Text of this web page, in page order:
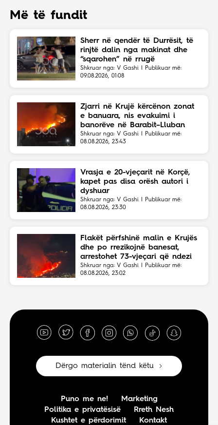
Më të fundit
Sherr në qendër të Durrësit, të
rinjtë dalin nga makinat dhe
“sqarohen” në rrugë
Shkruar nga: V Gashi | Publikuar më:
09.08.2026, 01:08
Zjarri në Krujë kërcënon zonat
e banuara, nis evakuimi i
banorëve në Barabit–Lluban
Shkruar nga: V Gashi | Publikuar më:
08.08.2026, 23:43
Vrasja e 20-vjeçarit në Korçë,
kapet pas disa orësh autori i
dyshuar
Shkruar nga: V Gashi | Publikuar më:
08.08.2026, 23:30
Flakët përfshinë malin e Krujës
dhe po rrezikojnë banesat,
arrestohet 73-vjeçari që ndezi
zjarrin për të djegur barin
Shkruar nga: V Gashi | Publikuar më:
08.08.2026, 23:02
Dërgo materialin tënd këtu
Puno me ne!
Marketing
Politika e privatësisë
Rreth Nesh
Kushtet e përdorimit
Kontakt